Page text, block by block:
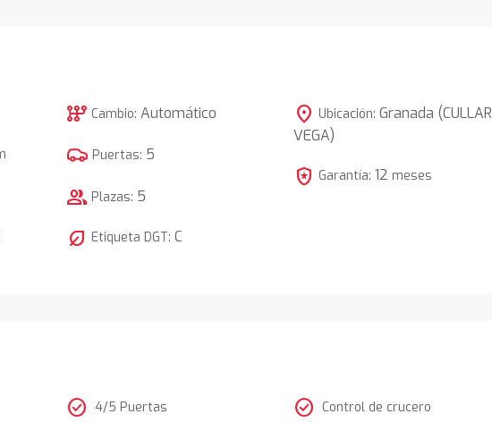
auto_transmission Cambio:Automático
Puertas: 5
group Plazas: 5
nest_eco_leaf Etiqueta DGT:C
location_on Ubicación: Granada (CULLAR
VEGA)
local_police Garantía: 12 meses
check_circle 4/5 Puertas check_circle Control de crucero